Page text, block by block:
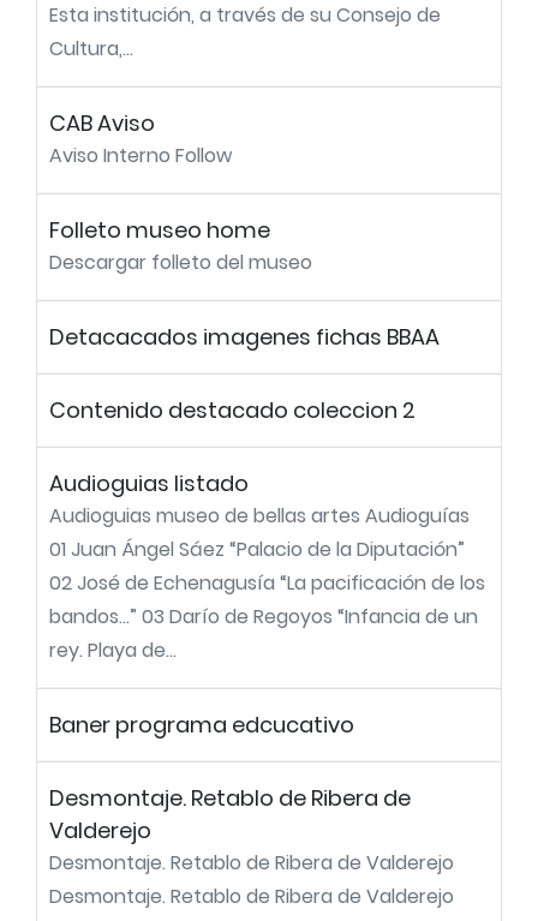
Esta institución, a través de su Consejo de
Cultura,...
CAB Aviso
Aviso Interno Follow
Folleto museo home
Descargar folleto del museo
Detacacados imagenes fichas BBAA
Contenido destacado coleccion 2
Audioguias listado
Audioguias museo de bellas artes Audioguías
01 Juan Ángel Sáez “Palacio de la Diputación”
02 José de Echenagusía “La pacificación de los
bandos…” 03 Darío de Regoyos “Infancia de un
rey. Playa de...
Baner programa edcucativo
Desmontaje. Retablo de Ribera de
Valderejo
Desmontaje. Retablo de Ribera de Valderejo
Desmontaje. Retablo de Ribera de Valderejo